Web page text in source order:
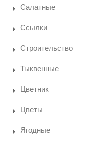
Салатные
Ссылки
Строительство
Тыквенные
Цветник
Цветы
Ягодные